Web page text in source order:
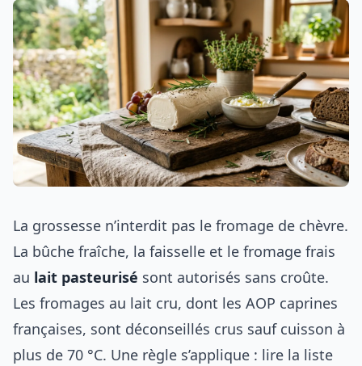
La grossesse n’interdit pas le fromage de chèvre.
La bûche fraîche, la faisselle et le fromage frais
au lait pasteurisé sont autorisés sans croûte.
Les fromages au lait cru, dont les AOP caprines
françaises, sont déconseillés crus sauf cuisson à
plus de 70 °C. Une règle s’applique : lire la liste